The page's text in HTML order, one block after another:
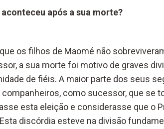
aconteceu após a sua morte?
os filhos de Maomé não
a sua morte foi motivo de graves
de fiéis. A maior parte dos seus
como sucessor, que se
esta eleição e considerasse que o
discórdia esteve na divisão